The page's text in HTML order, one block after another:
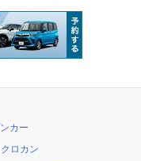
カー
ロカン